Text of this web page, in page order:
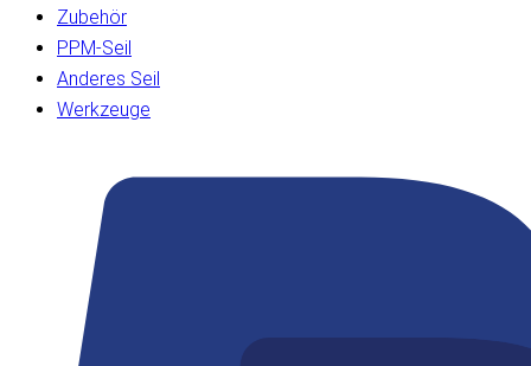
Zubehör
PPM-Seil
Anderes Seil
Werkzeuge